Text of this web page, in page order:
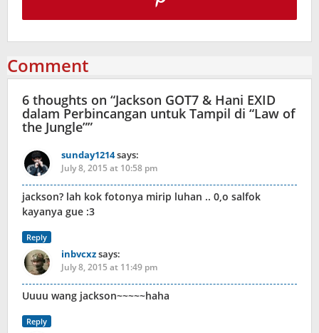
Comment
6 thoughts on “Jackson GOT7 & Hani EXID
dalam Perbincangan untuk Tampil di “Law of
the Jungle””
sunday1214says:
July 8, 2015 at 10:58 pm
jackson? lah kok fotonya mirip luhan .. 0,o salfok
kayanya gue :3
Reply
inbvcxzsays:
July 8, 2015 at 11:49 pm
Uuuu wang jackson~~~~~haha
Reply